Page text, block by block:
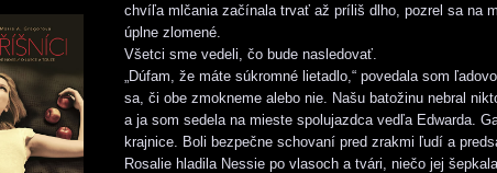
chvíľa mlčania začínala trvať až príliš dlho, pozrel sa na
úplne zlomené.
Všetci sme vedeli, čo bude nasledovať.
„Dúfam, že máte súkromné lietadlo,“ povedala som
sa, či obe zmokneme alebo nie. Našu batožinu nebral
a ja som sedela na mieste spolujazdca vedľa Edwarda.
krajnice. Boli bezpečne schovaní pred zrakmi ľudí a
Rosalie hladila Nessie po vlasoch a tvári, niečo jej